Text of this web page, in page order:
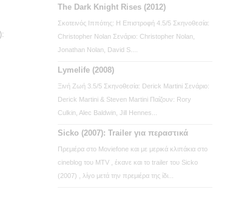
The Dark Knight Rises (2012)
Σκοτεινός Ιππότης: Η Επιστροφή 4.5/5 Σκηνοθεσία:
Christopher Nolan Σενάριο: Christopher Nolan,
Jonathan Nolan, David S....
Lymelife (2008)
Ξινή Ζωή 3.5/5 Σκηνοθεσία: Derick Martini Σενάριο:
Derick Martini & Steven Martini Παίζουν: Rory
Culkin, Alec Baldwin, Jill Hennes...
Sicko (2007): Trailer για περαστικά
Πρεμιέρα στο Moviefone και με μερικά κλιπάκια στο
cineblog του MTV , έκανε και το trailer του Sicko
(2007) , λίγο μετά την πρεμιέρα της ίδι...